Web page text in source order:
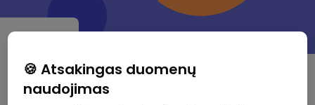
🍪 Atsakingas duomenų
naudojimas